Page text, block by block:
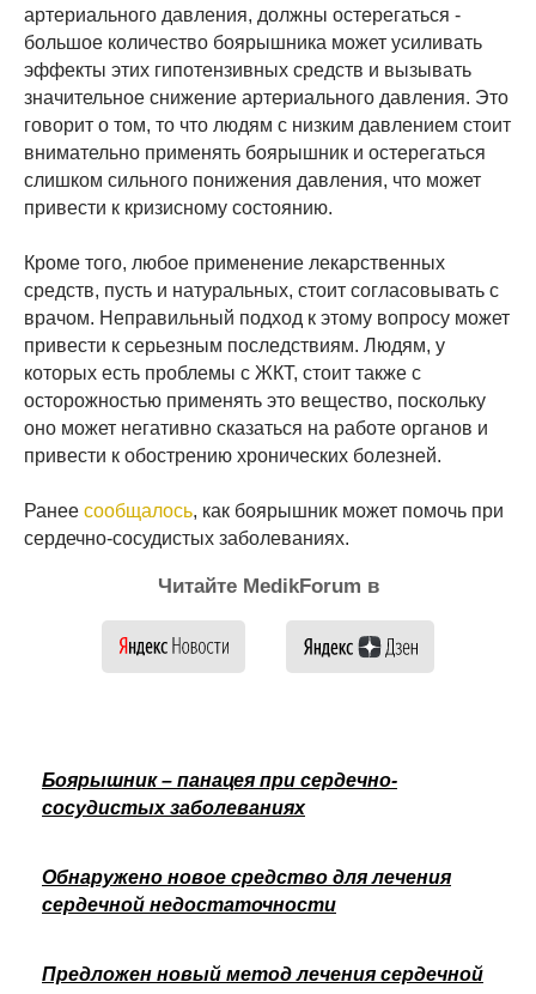
артериального давления, должны остерегаться -
большое количество боярышника может усиливать
эффекты этих гипотензивных средств и вызывать
значительное снижение артериального давления. Это
говорит о том, то что людям с низким давлением стоит
внимательно применять боярышник и остерегаться
слишком сильного понижения давления, что может
привести к кризисному состоянию.
Кроме того, любое применение лекарственных
средств, пусть и натуральных, стоит согласовывать с
врачом. Неправильный подход к этому вопросу может
привести к серьезным последствиям. Людям, у
которых есть проблемы с ЖКТ, стоит также с
осторожностью применять это вещество, поскольку
оно может негативно сказаться на работе органов и
привести к обострению хронических болезней.
Ранее сообщалось, как боярышник может помочь при
сердечно-сосудистых заболеваниях.
Читайте MedikForum в
Боярышник – панацея при сердечно-
сосудистых заболеваниях
Обнаружено новое средство для лечения
сердечной недостаточности
Предложен новый метод лечения сердечной